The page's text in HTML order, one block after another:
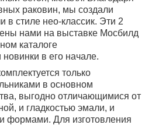
раковин, мы создали
в стиле нео-классик. Эти 2
нами на выставке Мосбилд
каталоге
в его начале.
только
в основном
выгодно отличающимися от
и гладкостью эмали, и
формами. Для изготовления